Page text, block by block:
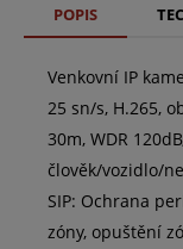
POPIS
Venkovní IP
25 sn/s, H.265,
30m, WDR
člověk/vozidlo/
SIP: Ochrana
zóny, opuštění